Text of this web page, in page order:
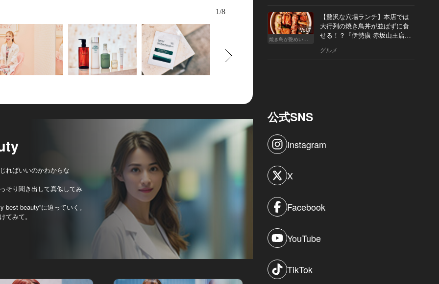
1/8
ればいいのかわからな
そり聞き出して真似してみ
beauty”に迫っていく。
みて。
Vol.7
焼き鳥が艶めいてきた
【贅沢な穴場ランチ】本店では
大行列の焼き鳥丼が並ばずに食
せる！？『伊勢廣 赤坂山王店』
グルメ
公式SNS
Instagram
X
Facebook
YouTube
TikTok